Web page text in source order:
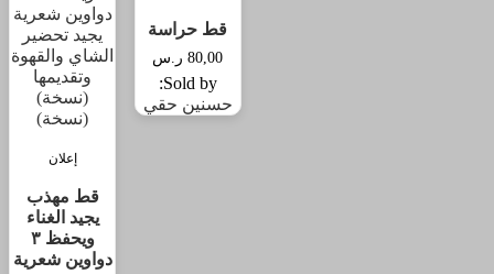
إعلان
قط مهذب
يجيد الغناء
ويحفظ ٣
دواوين شعرية
قط حراسة
80,00 ر.س
Sold by:
حسنين حقي